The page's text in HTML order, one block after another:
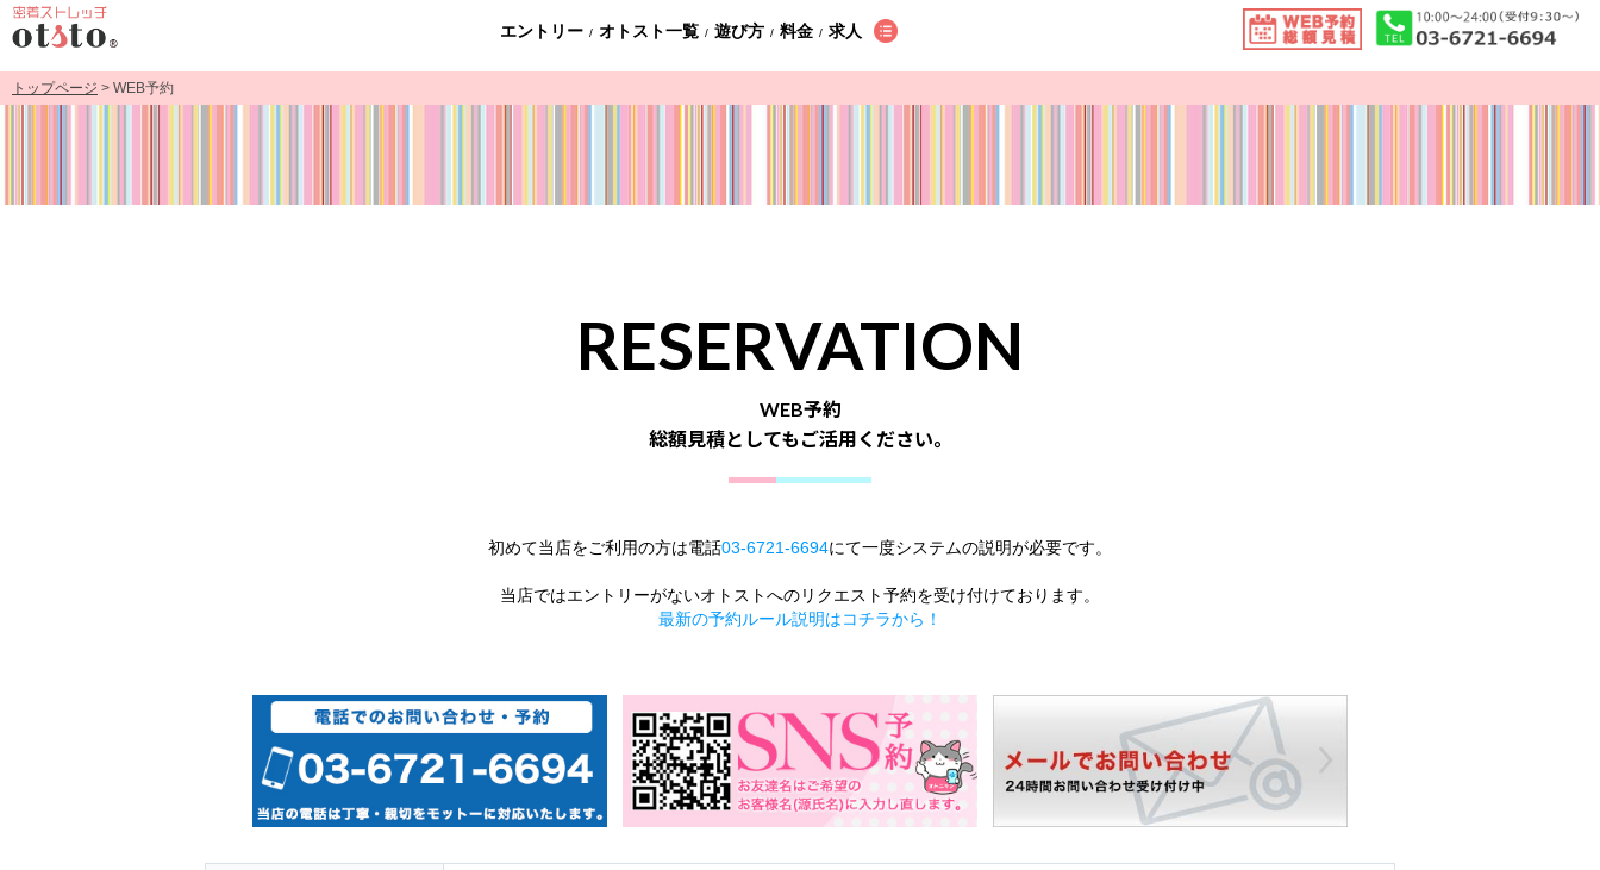
エントリー / オトスト一覧 / 遊び方 / 料金 / 求人
トップページ > WEB予約
RESERVATION
WEB予約
総額見積としてもご活用ください。
初めて当店をご利用の方は電話03-6721-6694にて一度システムの説明が必要です。
当店ではエントリーがないオトストへのリクエスト予約を受け付けております。
最新の予約ルール説明はコチラから！